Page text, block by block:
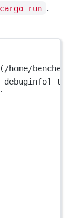
cargo run .
bencher)
debuginfo]